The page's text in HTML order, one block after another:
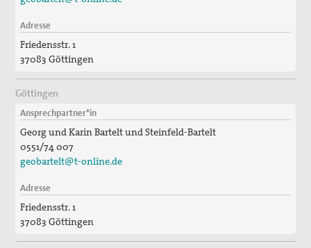
Adresse
Friedensstr. 1
37083 Göttingen
Göttingen
Ansprechpartner*in
Georg und Karin Bartelt und Steinfeld-Bartelt
0551/74 007
geobartelt@t-online.de
Adresse
Friedensstr. 1
37083 Göttingen